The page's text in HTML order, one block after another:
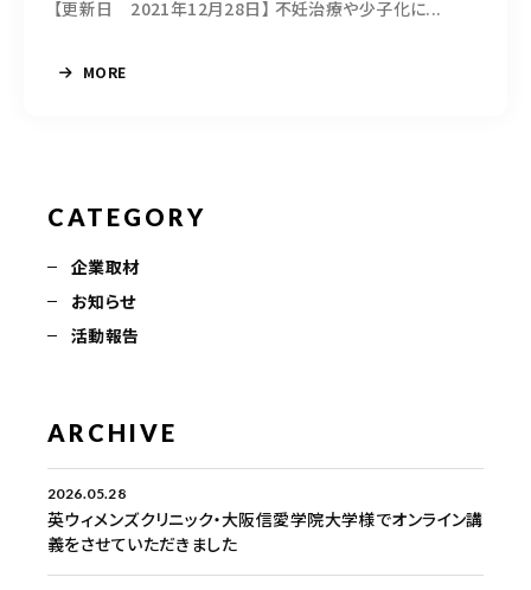
【更新日 2021年12月28日】 不妊治療や少子化に...
MORE
CATEGORY
企業取材
お知らせ
活動報告
ARCHIVE
2026.05.28
英ウィメンズクリニック・大阪信愛学院大学様でオンライン講
義をさせていただきました